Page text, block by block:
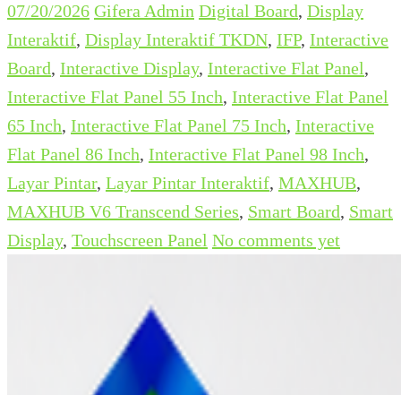
07/20/2026 Gifera Admin Digital Board, Display
Interaktif, Display Interaktif TKDN, IFP, Interactive
Board, Interactive Display, Interactive Flat Panel,
Interactive Flat Panel 55 Inch, Interactive Flat Panel
65 Inch, Interactive Flat Panel 75 Inch, Interactive
Flat Panel 86 Inch, Interactive Flat Panel 98 Inch,
Layar Pintar, Layar Pintar Interaktif, MAXHUB,
MAXHUB V6 Transcend Series, Smart Board, Smart
Display, Touchscreen Panel No comments yet